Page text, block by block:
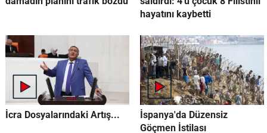
hayatını kaybetti
İcra Dosyalarındaki Artış...
İspanya'da Düzensiz
Göçmen İstilası